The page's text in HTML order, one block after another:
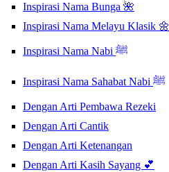
Inspirasi Nama Bunga 🌺
Inspirasi Nama Melayu Klasik 🌼
Inspirasi Nama Nabi ﷺ
Inspirasi Nama Sahabat Nabi ﷺ
Dengan Arti Pembawa Rezeki
Dengan Arti Cantik
Dengan Arti Ketenangan
Dengan Arti Kasih Sayang 💕